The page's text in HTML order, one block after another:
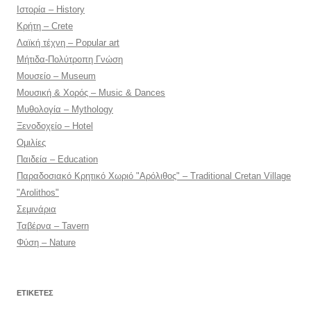
Ιστορία – History
Κρήτη – Crete
Λαϊκή τέχνη – Popular art
Μήτιδα-Πολύτροπη Γνώση
Μουσείο – Museum
Μουσική & Χορός – Music & Dances
Μυθολογία – Mythology
Ξενοδοχείο – Hotel
Ομιλίες
Παιδεία – Education
Παραδοσιακό Κρητικό Χωριό "Αρόλιθος" – Traditional Cretan Village
"Arolithos"
Σεμινάρια
Ταβέρνα – Tavern
Φύση – Nature
ΕΤΙΚΈΤΕΣ